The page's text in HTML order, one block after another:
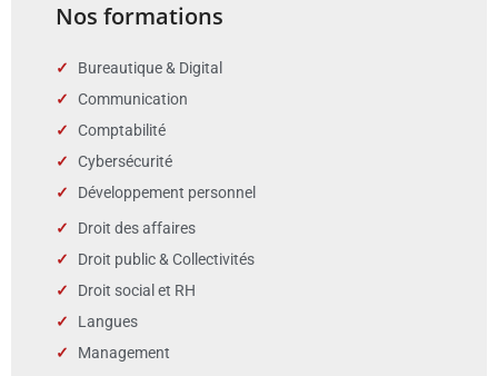
Nos formations
Bureautique & Digital
Communication
Comptabilité
Cybersécurité
Développement personnel
Droit des affaires
Droit public & Collectivités
Droit social et RH
Langues
Management